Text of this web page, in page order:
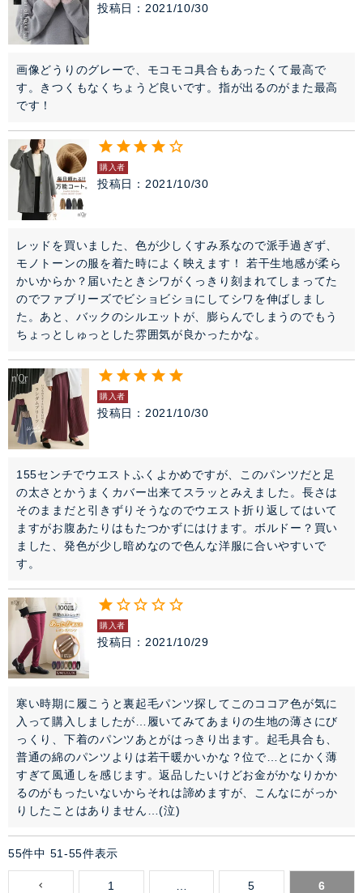
投稿日 2021/10/30
画像どうりのグレーで、モコモコ具合もあったくて最高で
す。きつくもなくちょうど良いです。指が出るのがまた最高
です！
購入者
投稿日 2021/10/30
レッドを買いました、色が少しくすみ系なので派手過ぎず、
モノトーンの服を着た時によく映えます！ 若干生地感が柔ら
かいからか？届いたときシワがくっきり刻まれてしまってた
のでファブリーズでビショビショにしてシワを伸ばしまし
た。あと、バックのシルエットが、膨らんでしまうのでもう
ちょっとしゅっとした雰囲気が良かったかな。
購入者
投稿日 2021/10/30
155センチでウエストふくよかめですが、このパンツだと足
の太さとかうまくカバー出来てスラッとみえました。長さは
そのままだと引きずりそうなのでウエスト折り返してはいて
ますがお腹あたりはもたつかずにはけます。ボルドー？買い
ました、発色が少し暗めなので色んな洋服に合いやすいで
す。
購入者
投稿日 2021/10/29
寒い時期に履こうと裏起毛パンツ探してこのココア色が気に
入って購入しましたが…履いてみてあまりの生地の薄さにび
っくり、下着のパンツあとがはっきり出ます。起毛具合も、
普通の綿のパンツよりは若干暖かいかな？位で…とにかく薄
すぎて風通しを感じます。返品したいけどお金がかなりかか
るのがもったいないからそれは諦めますが、こんなにがっか
りしたことはありません…(泣)
55件中 51 -55件表示
1 5 6